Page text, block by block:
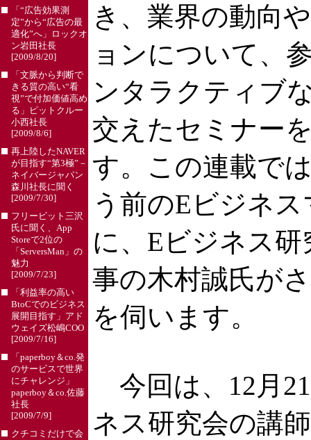
「“広告効果測
定”から“広告の最
適化”へ」ロックオ
ン岩田社長
[2009/8/20]
「文脈から判断で
きる質の高い“看
視”で付加価値高め
る」ピットクルー
小西社長
[2009/8/6]
再上陸したNAVER
が目指す“第3極”－
ネイバージャパン
森川社長に聞く
[2009/7/30]
フリービット三沢
氏に聞く、App
Storeで2位の
「ServersMan」の
魅力
[2009/7/23]
「利益率の高い
BtoCでのビジネス
展開目指す」アド
ウェイズ松嶋COO
[2009/7/16]
「paperboy＆co.発
のサービスで世界
にチャレンジ」
paperboy＆co.佐藤
社長
[2009/7/9]
クチコミだけで会
き、業界の動向
ョンについて、
ンタラクティブ
交えたセミナー
す。この連載で
う前のEビジネ
に、Eビジネス研
事の木村誠氏が
を伺います。
今回は、12月
ネス研究会の講